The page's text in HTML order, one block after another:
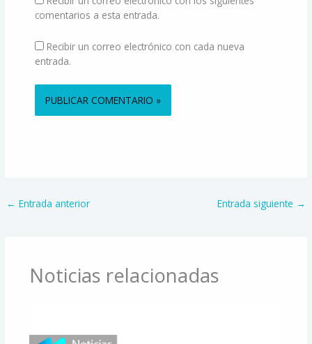
comentarios a esta entrada.
Recibir un correo electrónico con cada nueva
entrada.
← Entrada anterior Entrada siguiente →
Noticias relacionadas